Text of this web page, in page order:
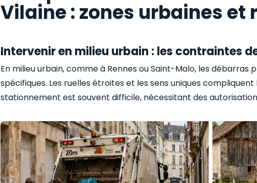
Vilaine : zones urbaines et
Intervenir en milieu urbain : les contraintes
En milieu urbain, comme à Rennes ou Saint-Malo, les débarras
spécifiques. Les ruelles étroites et les sens uniques compliquent
stationnement est souvent difficile, nécessitant des